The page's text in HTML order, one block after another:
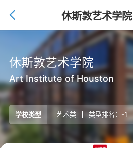
 休斯敦艺术学院
休斯敦艺术学院
Art Institute of Houston
学校类型 艺术类 类型排名：-1